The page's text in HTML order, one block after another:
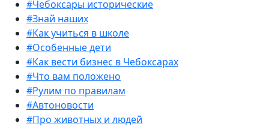
#Чебоксары исторические
#Знай наших
#Как учиться в школе
#Особенные дети
#Как вести бизнес в Чебоксарах
#Что вам положено
#Рулим по правилам
#Автоновости
#Про животных и людей